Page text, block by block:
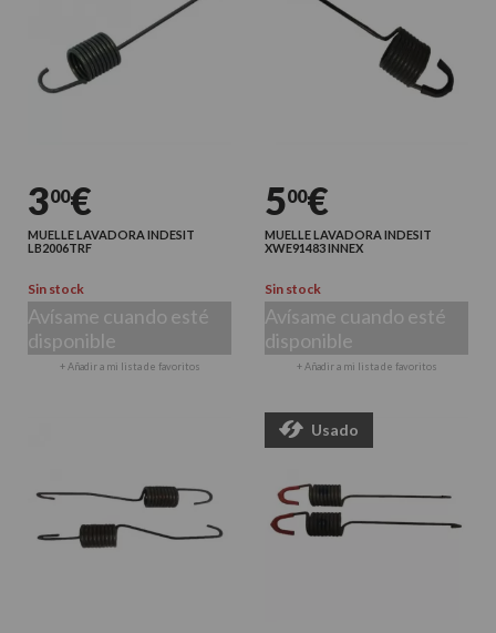
300€
MUELLE LAVADORA INDESIT
LB2006TRF
Sin stock
Avísame cuando esté
disponible
+ Añadir a mi lista de favoritos
500€
MUELLE LAVADORA INDESIT
XWE91483 INNEX
Sin stock
Avísame cuando esté
disponible
+ Añadir a mi lista de favoritos
Usado